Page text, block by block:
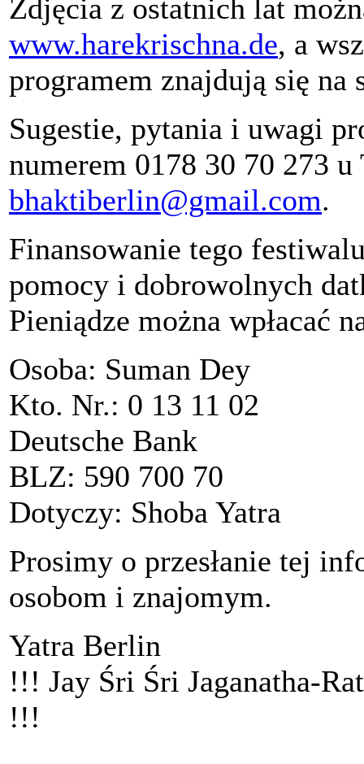
Zdjęcia z ostatnich lat
www.harekrischna.de, a
programem znajdują się na
Sugestie, pytania i uwagi
numerem 0178 30 70 273
bhaktiberlin@gmail.com.
Finansowanie tego
pomocy i dobrowolnych
Pieniądze można wpłacać
Osoba: Suman Dey
Kto. Nr.: 0 13 11 02
Deutsche Bank
BLZ: 590 700 70
Dotyczy: Shoba Yatra
Prosimy o przesłanie tej
osobom i znajomym.
Yatra Berlin
!!! Jay Śri Śri Jaganatha-
!!!